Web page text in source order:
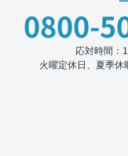
0800-
応対時間：
火曜定休日、夏季休